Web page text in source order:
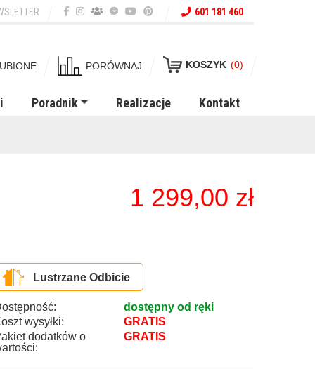
601 181 460
PORÓWNAJ KOSZYK (0)
Poradnik Realizacje Kontakt
1 299,00 zł
Lustrzane Odbicie
dostępny od ręki
wysyłki:
GRATIS
dodatków o
GRATIS